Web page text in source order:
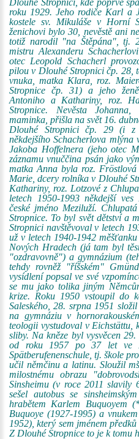
Dlouhé Stropnici, kde poprvé
roku 1929. Jeho rodiče Karl a
kostele sv. Mikuláše v Horní
ženichovi bylo 30, nevěstě ani
totiž narodil "na Štěpána", tj.
mistru Alexanderu
otec Leopold Schacherl
pilou v Dlouhé Stropnici čp. 28,
vnuka, matka Klara, roz.
Stropnice čp. 31) a jeho
Antoniho a Kathariny, roz.
Stropnice. Nevěsta
maminka, přišla na svět 16.
Dlouhé Stropnici čp. 29 (i z
někdejšího Schacherlova mlýna
Jakoba Hoffelnera (jeho otec
záznamu vnuččina psán jako
matka Anna byla roz.
Marie, dcery rolníka v Dlouhé
Kathariny, roz. Lotzové z
letech 1950-1993 někdejší ves
české jméno Meziluží.
Stropnice. To byl svět dětství a
Stropnici navštěvoval v letech
už v letech 1940-1942
Nových Hradech (já tam byl
"ozdravovně") a gymnázium
tehdy rovněž "říšském"
vysídlení popsal ve své
se mu jako tolika jiným
krize. Roku 1950 vstoupil do
Saleského, 28. srpna 1951
na gymnáziu v
teologii vystudoval v Eichstättu,
sliby. Na kněze byl vysvěcen
od roku 1957 po 37 let ve
Spätberufenenschule, tj. škole
učil němčinu a latinu. Sloužil
milostnému obrazu
Sinsheimu (v roce 2011
sešel autobus se
hrabětem Karlem Buquoyem
Buquoye (1927-1995) a
1952), který sem jménem
Z Dlouhé Stropnice to je k tomu